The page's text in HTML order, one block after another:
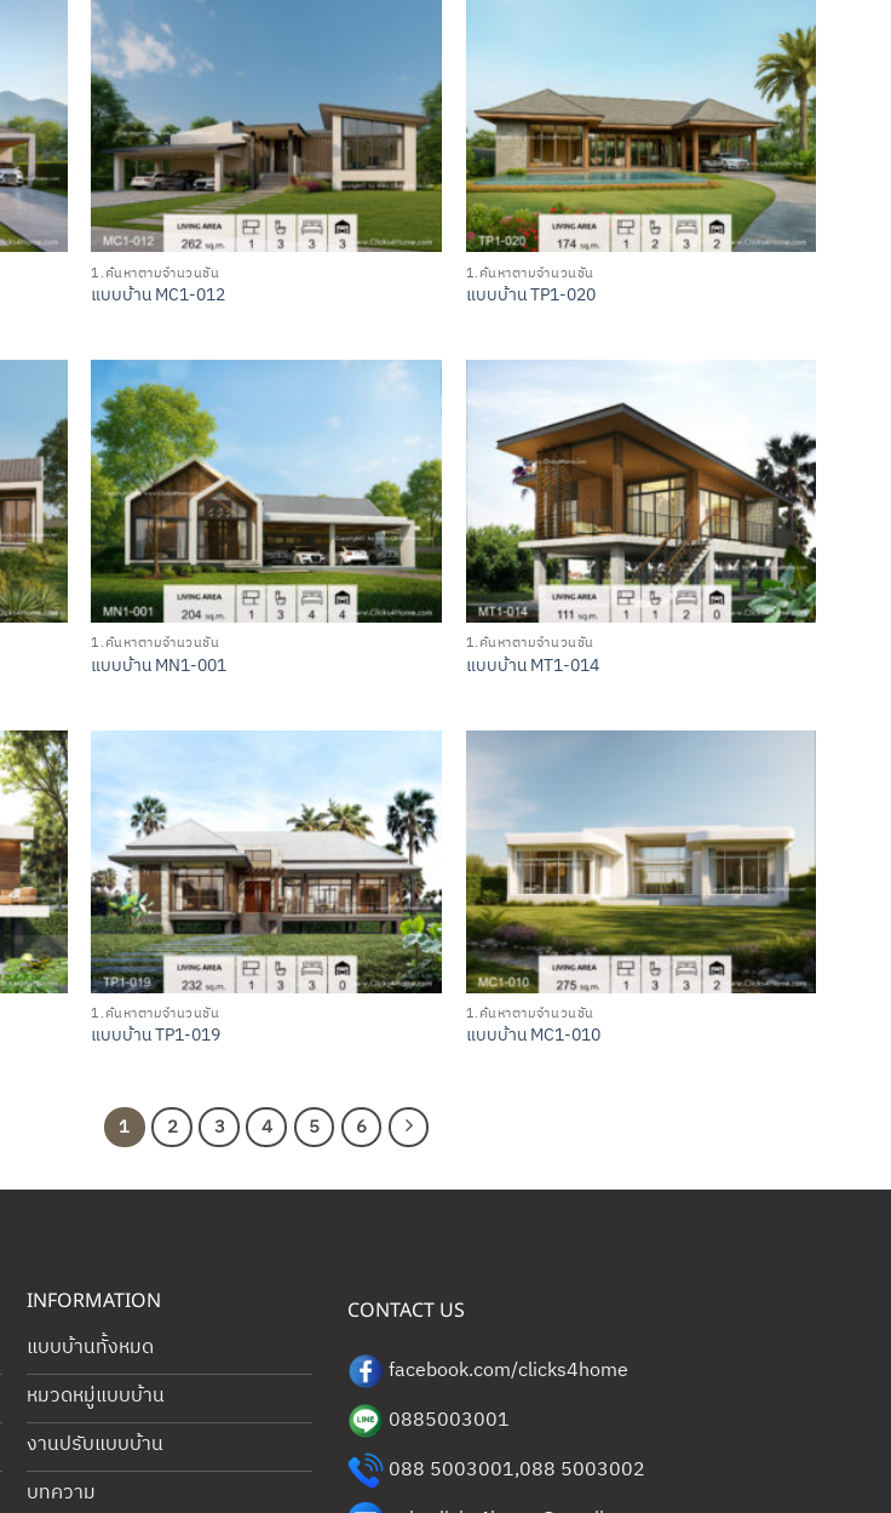
1.ค้นหาตามจำนวนชั้น
แบบบ้าน MC1-012
1.ค้นหาตามจำนวนชั้น
แบบบ้าน TP1-020
1.ค้นหาตามจำนวนชั้น
แบบบ้าน MN1-001
1.ค้นหาตามจำนวนชั้น
แบบบ้าน MT1-014
1.ค้นหาตามจำนวนชั้น
แบบบ้าน TP1-019
1.ค้นหาตามจำนวนชั้น
แบบบ้าน MC1-010
1 2 3 4 5 6
INFORMATION
แบบบ้านทั้งหมด
หมวดหมู่แบบบ้าน
งานปรับแบบบ้าน
บทความ
CONTACT US
facebook.com/clicks4home
0885003001
088 5003001,088 5003002